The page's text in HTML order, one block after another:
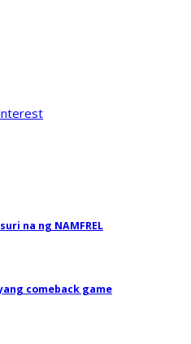
na ng NAMFREL
comeback game